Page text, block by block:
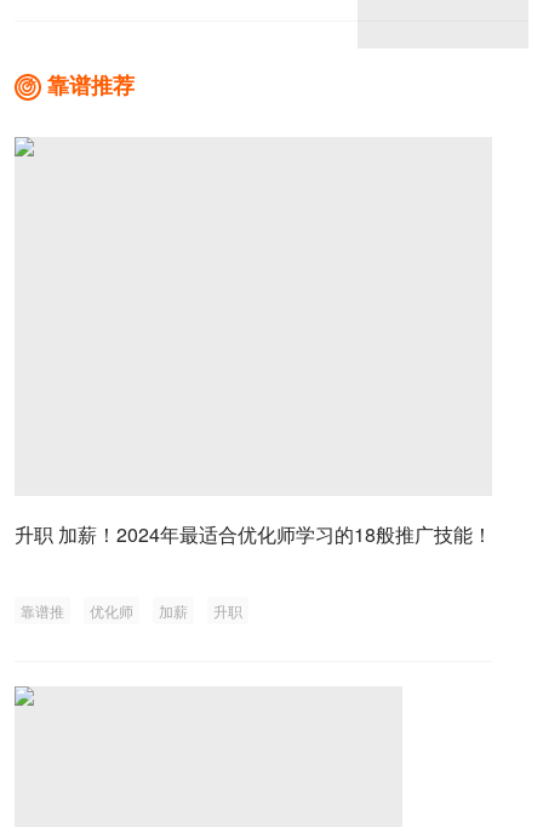
 靠谱推荐
升职 加薪！2024年最适合优化师学习的18般推广技能！
靠谱推 优化师 加薪 升职